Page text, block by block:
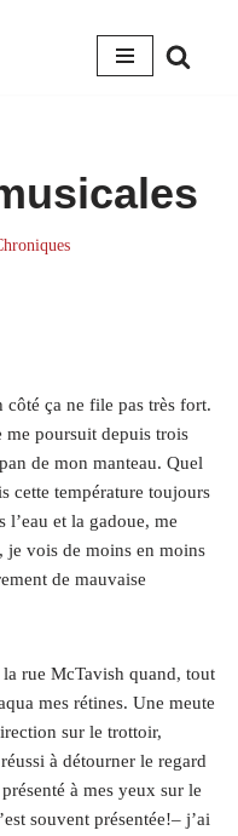
côté ça ne file pas très fort.
poursuit depuis trois
de mon manteau. Quel
cette température toujours
et la gadoue, me
je vois de moins en moins
de mauvaise
la rue McTavish quand, tout
mes rétines. Une meute
sur le trottoir,
à détourner le regard
à mes yeux sur le
souvent présentée!– j’ai